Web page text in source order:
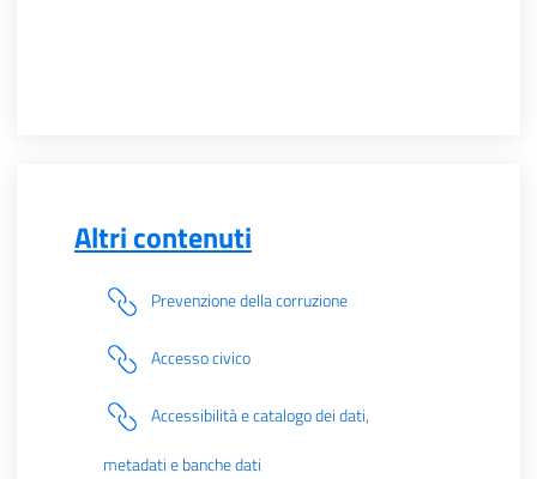
Altri contenuti
Prevenzione della corruzione
Accesso civico
Accessibilità e catalogo dei dati,
metadati e banche dati